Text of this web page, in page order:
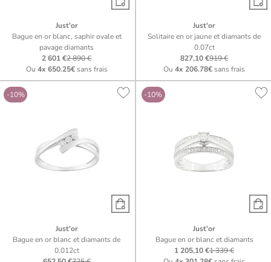
Just'or
Bague en or blanc, saphir ovale et
pavage diamants
2 601 €2 890 €
Ou 4x 650.25€sans frais
Just'or
Solitaire en or jaune et diamants de
0.07ct
827,10 €919 €
Ou4x 206.78€sans frais
-10%
Just'or
Bague en or blanc et diamants de
0.012ct
-10%
Just'or
Bague en or blanc et diamants
1 205,10 €1 339 €